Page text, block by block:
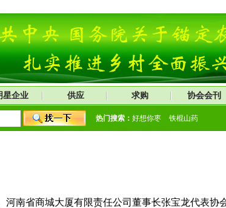
星企业 供应 求购 协会会刊
热门搜索： 好想你枣 铁棍山药
南省商城大厦有限责任公司董事长张宝龙代表协